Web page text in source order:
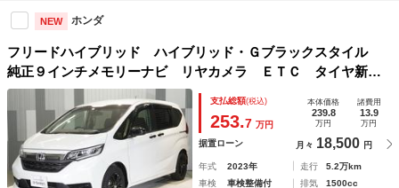
NEW ホンダ
フリードハイブリッド ハイブリッド・Ｇブラックスタイル
純正９インチメモリーナビ リヤカメラ ＥＴＣ タイヤ新品
交換 シートヒーター ホンダセンシング 両側パワ－スライ
ドドア ＬＥＤヘッドライト 保証１年走行距離無制限 ワン
オーナー 禁煙車
支払総額(税込)
253.7 万円
本体価格
239.8
万円
諸費用
13.9
万円
据置ローン 月々 18,500 円
年式 2023年 走行
5.2万km
車検
車検整備付 排気
1500cc